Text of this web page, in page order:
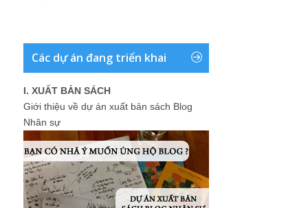
Các dự án đang triển khai
I. XUẤT BẢN SÁCH
Giới thiệu về dự án xuất bản sách Blog
Nhân sự